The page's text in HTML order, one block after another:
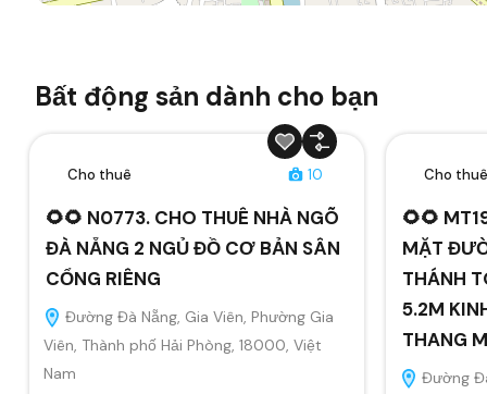
Bất động sản dành cho bạn
Cho thuê 10
🌻🌻 N0773. CHO THUÊ NHÀ NGÕ
ĐÀ NẴNG 2 NGỦ ĐỒ CƠ BẢN SÂN
CỔNG RIÊNG
Đường Đà Nẵng, Gia Viên, Phường Gia
Viên, Thành phố Hải Phòng, 18000, Việt
Nam
Cho thuê
🌻🌻
MẶT
THÁNH
5.2M
THANG
Đường